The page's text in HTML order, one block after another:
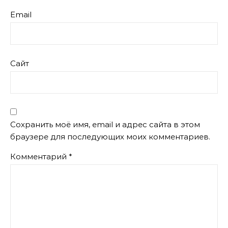
Email
Сайт
Сохранить моё имя, email и адрес сайта в этом
браузере для последующих моих комментариев.
Комментарий *